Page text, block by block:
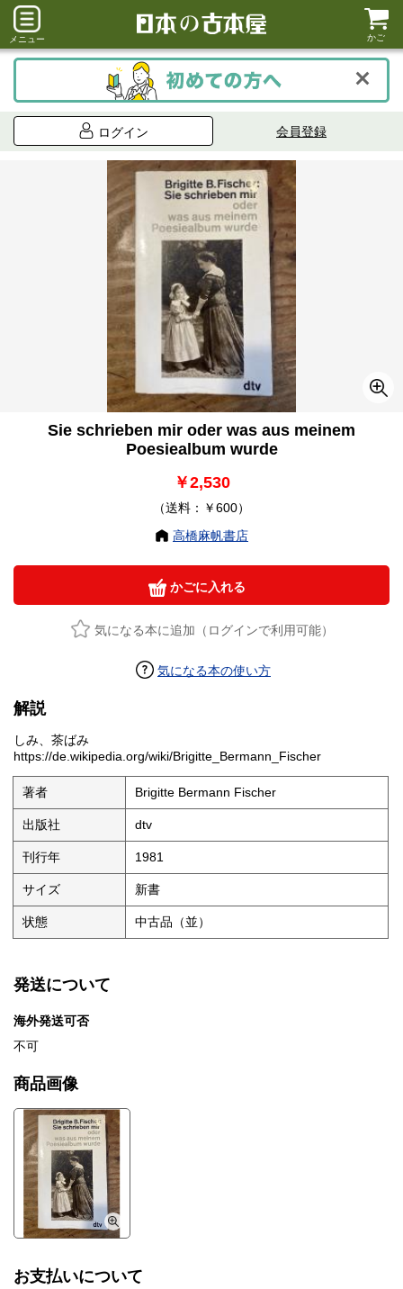
メニュー かご
ログイン 会員登録
Sie schrieben mir oder was aus meinem
Poesiealbum wurde
￥2,530
（送料：￥600）
高橋麻帆書店
かごに入れる
気になる本に追加（ログインで利用可能）
気になる本の使い方
解説
しみ、茶ばみ
https://de.wikipedia.org/wiki/Brigitte_Bermann_Fischer
著者 Brigitte Bermann Fischer
出版社 dtv
刊行年 1981
サイズ 新書
状態 中古品（並）
発送について
海外発送可否
不可
商品画像
お支払いについて